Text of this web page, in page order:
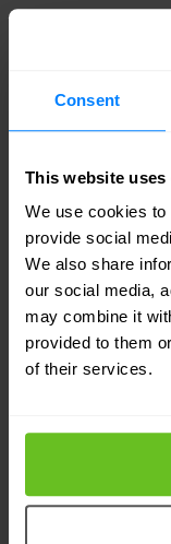
Consent
This website uses
We use cookies
provide social
We also share
our social media,
may combine it
provided to them
of their services.
EcoVadis
Group
Nomios Group
Sustainability
zien dat de
verbetering
praktijken.